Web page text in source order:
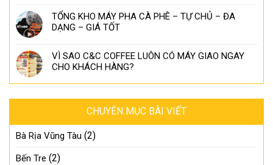
TỔNG KHO MÁY PHA CÀ PHÊ – TỰ CHỦ – ĐA
DẠNG – GIÁ TỐT
VÌ SAO C&C COFFEE LUÔN CÓ MÁY GIAO NGAY
CHO KHÁCH HÀNG?
CHUYÊN MỤC BÀI VIẾT
Bà Rịa Vũng Tàu (2)
Bến Tre (2)